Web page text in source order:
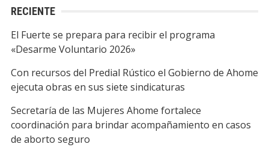
RECIENTE
El Fuerte se prepara para recibir el programa
«Desarme Voluntario 2026»
Con recursos del Predial Rústico el Gobierno de Ahome
ejecuta obras en sus siete sindicaturas
Secretaría de las Mujeres Ahome fortalece
coordinación para brindar acompañamiento en casos
de aborto seguro